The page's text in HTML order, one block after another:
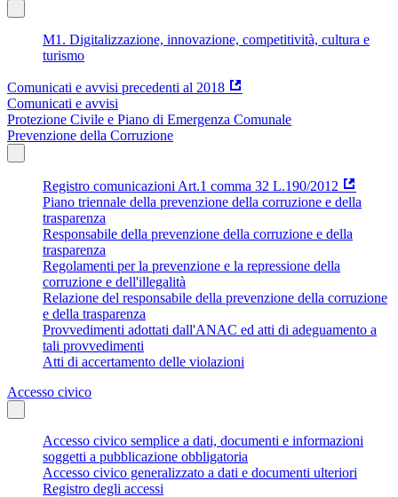
M1. Digitalizzazione, innovazione, competitività, cultura e
turismo
Comunicati e avvisi precedenti al 2018
Comunicati e avvisi
Protezione Civile e Piano di Emergenza Comunale
Prevenzione della Corruzione
Registro comunicazioni Art.1 comma 32 L.190/2012
Piano triennale della prevenzione della corruzione e della
trasparenza
Responsabile della prevenzione della corruzione e della
trasparenza
Regolamenti per la prevenzione e la repressione della
corruzione e dell'illegalità
Relazione del responsabile della prevenzione della corruzione
e della trasparenza
Provvedimenti adottati dall'ANAC ed atti di adeguamento a
tali provvedimenti
Atti di accertamento delle violazioni
Accesso civico
Accesso civico semplice a dati, documenti e informazioni
soggetti a pubblicazione obbligatoria
Accesso civico generalizzato a dati e documenti ulteriori
Registro degli accessi